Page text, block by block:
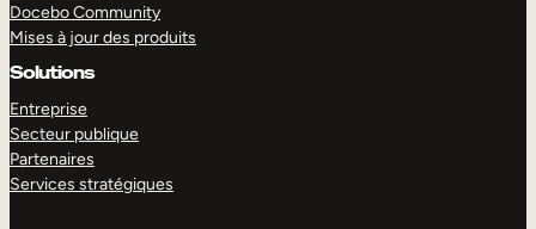
Docebo Community
Mises à jour des produits
Solutions
Entreprise
Secteur publique
Partenaires
Services stratégiques